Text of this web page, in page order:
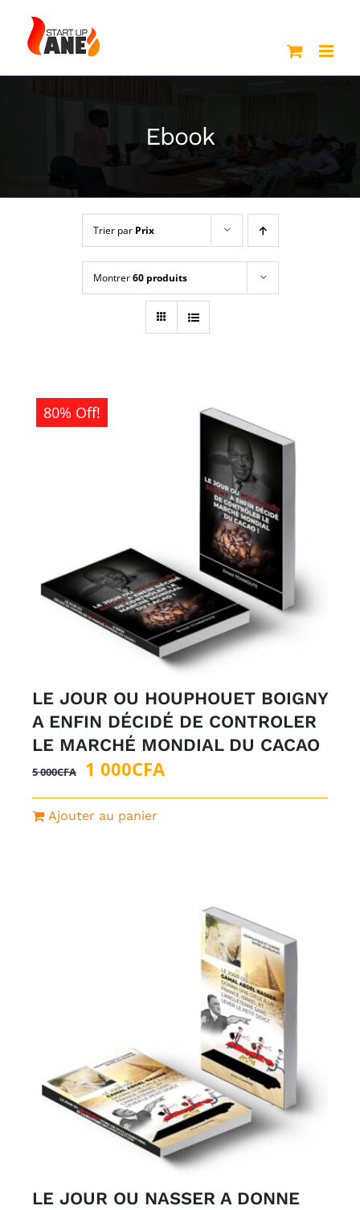
contenu
Ebook
Trier par Prix
Montrer60 produits
80% Off!
LE JOUR OU HOUPHOUET BOIGNY
A ENFIN DÉCIDÉ DE CONTROLER
LE MARCHÉ MONDIAL DU CACAO
5 000CFA
Le
prix
initial
1 000CFALe
prix
Ajouter au panier
LE JOUR OU NASSER A DONNE